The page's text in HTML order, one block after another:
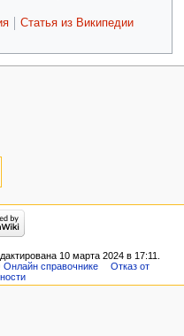
Статья из Википедии
10 марта 2024 в 17:11.
справочнике
Отказ от